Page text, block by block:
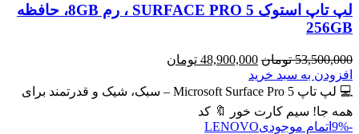
لپ تاپ استوک SURFACE PRO 5 ، رم 8GB، حافظه
256GB
53,500,000 تومان قیمت
اصلی
53,500,000 تومان
48,900,000 تومان
48,900,000 تومان
افزودن به سبد خرید
💻 لپ تاپ Microsoft Surface Pro 5 – سبک، شیک و قدرتمند برای
همه جا! سیم کارت خور 🔖 کد
-9%
اتمام موجودیLENOVO